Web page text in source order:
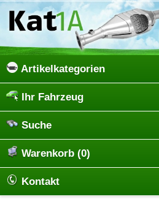
Artikelkategorien
Ihr Fahrzeug
Suche
Warenkorb (0)
Kontakt